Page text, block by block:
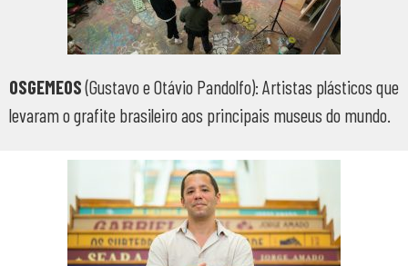
OSGEMEOS(Gustavo e Otávio Pandolfo): Artistas plásticos que
levaram o grafite brasileiro aos principais museus do mundo.